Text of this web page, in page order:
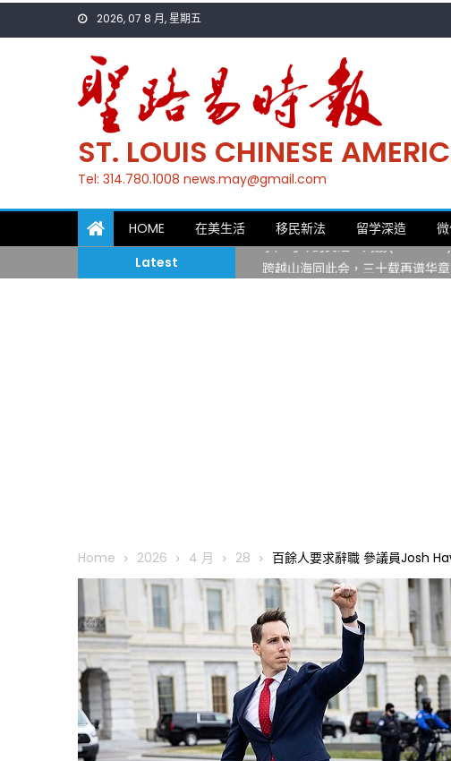
2026, 07 8 月, 星期五
ST. LOUIS CHINESE
Tel: 314.780.1008 news.may@gmail.com
HOME 在美生活 移民新法 留学深造
Latest
一晃三十年，初夏又相逢。中华
筝声与琴韵交汇：刘励(Li
跨越山海同此会，三十载再谱华
Home 2026 4 月 28 百餘人要求辭職 參議員Josh